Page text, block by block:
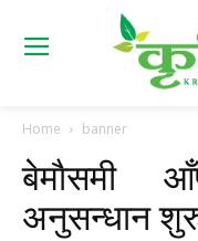
Home banner
बेमाैसमी
अनुसन्धान